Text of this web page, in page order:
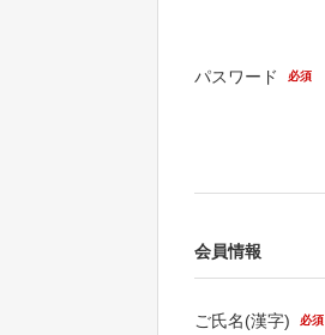
パスワード 必須
会員情報
ご氏名(漢字) 必須